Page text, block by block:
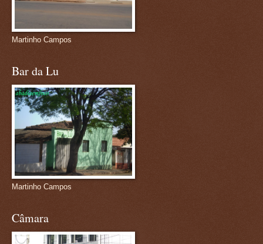
Martinho Campos
Bar da Lu
Martinho Campos
Câmara